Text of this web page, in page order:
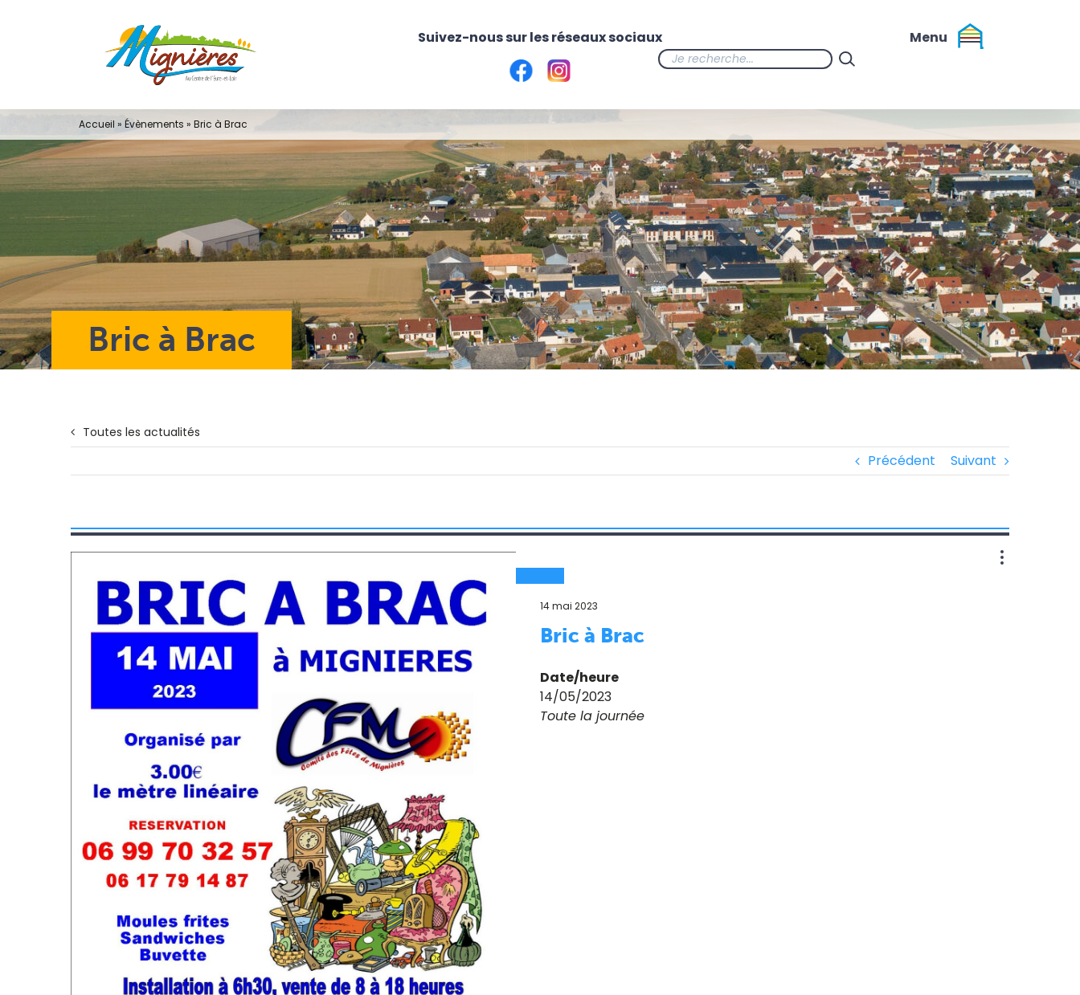
Bric à Brac
Accueil » Évènements » Bric à Brac
Toutes les actualités
Précédent Suivant
l'image
agrandie
14 mai 2023
Bric à Brac
Date/heure
14/05/2023
Toute la journée